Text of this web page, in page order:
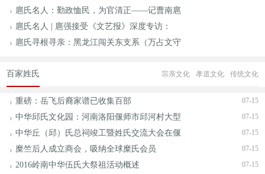
扈氏名人：勤政恤民，为官清正——记曹南扈
扈氏名人 | 扈强接受《文艺报》深度专访：
扈氏寻根寻亲：黑龙江闯关东支系（万占文守
宗亲文化 孝道文化 传统文化
百家姓氏
07-15
重磅：岳飞后裔家谱已收集百部
07-15
中华邱氏文化园：河南洛阳偃师市邱河村大型
07-15
中华丘（邱）氏总祠竣工暨姓氏交流大会在偃
07-15
糜竺后人成立商会，吸纳全球糜氏会员
07-15
2016岭南中华伍氏大祭祖活动概述